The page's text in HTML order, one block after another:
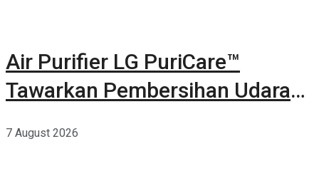
Air Purifier LG PuriCare™
Tawarkan Pembersihan Udara
7 August 2026